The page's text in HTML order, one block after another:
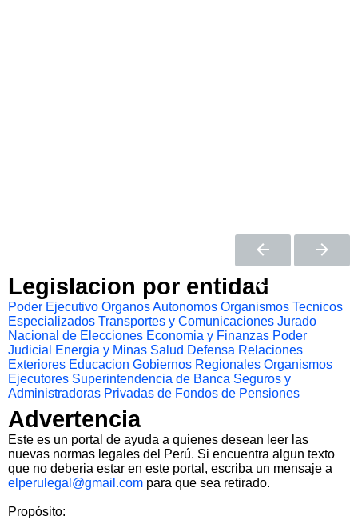
Legislacion por entidad
Poder Ejecutivo Organos Autonomos Organismos Tecnicos
Especializados Transportes y Comunicaciones Jurado
Nacional de Elecciones Economia y Finanzas Poder
Judicial
Energia y Minas Salud Defensa Relaciones
Exteriores Educacion Gobiernos Regionales Organismos
Ejecutores Superintendencia de Banca Seguros y
Administradoras Privadas de Fondos de Pensiones
Advertencia
Este es un portal de ayuda a quienes desean leer las
nuevas normas legales del Perú. Si encuentra algun texto
que no deberia estar en este portal, escriba un mensaje a
elperulegal@gmail.com para que sea retirado.
Propósito: